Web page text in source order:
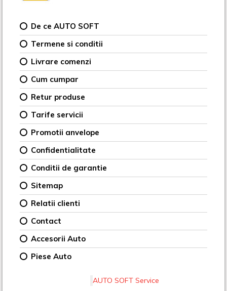
De ce AUTO SOFT
Termene si conditii
Livrare comenzi
Cum cumpar
Retur produse
Tarife servicii
Promotii anvelope
Confidentialitate
Conditii de garantie
Sitemap
Relatii clienti
Contact
Accesorii Auto
Piese Auto
AUTO SOFT Service